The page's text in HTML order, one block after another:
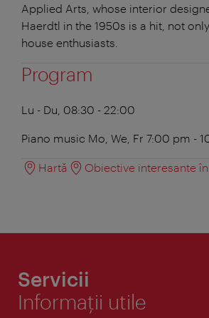
Applied Arts, whose interior
Haerdtl in the 1950s is a hit, not
house enthusiasts.
Program
Lu - Du, 08:30 - 22:00
Piano music Mo, We, Fr 7:00 pm -
Hartă Obiective interesante
Servicii
Informaţii utile